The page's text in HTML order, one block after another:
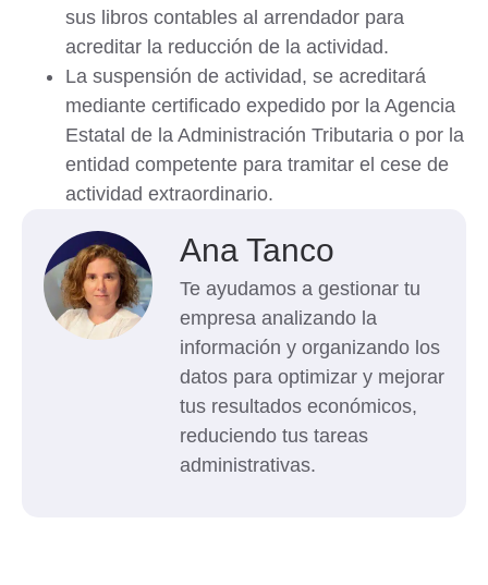
sus libros contables al arrendador para
acreditar la reducción de la actividad.
La suspensión de actividad, se acreditará
mediante certificado expedido por la Agencia
Estatal de la Administración Tributaria o por la
entidad competente para tramitar el cese de
actividad extraordinario.
Ana Tanco
Te ayudamos a gestionar tu
empresa analizando la
información y organizando los
datos para optimizar y mejorar
tus resultados económicos,
reduciendo tus tareas
administrativas.